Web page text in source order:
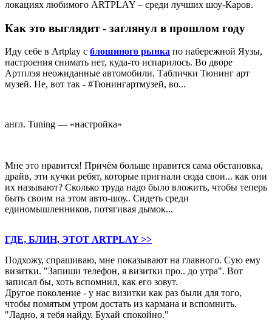
локациях любимого ARTPLAY – среди лучших шоу-Каров.
Как это выглядит - заглянул в прошлом году
Иду себе в Artplay с блошиного рынка по набережной Яузы,
настроения снимать нет, куда-то испарилось. Во дворе
Артплэя неожиданные автомобили. Таблички Тюнинг арт
музей. Не, вот так - #Тюнингартмузей, во...
англ. Tuning — «настройка»
Мне это нравится! Причём больше нравится сама обстановка,
драйв, эти кучки ребят, которые пригнали сюда свои... как они
их называют? Сколько труда надо было вложить, чтобы теперь
быть своим на этом авто-шоу.. Сидеть среди
единомышленников, потягивая дымок...
ГДЕ, БЛИН, ЭТОТ ARTPLAY >>
Подхожу, спрашиваю, мне показывают на главного. Сую ему
визитки. "Запиши телефон, я визитки про.. до утра". Вот
записал бы, хоть вспомнил, как его зовут.
Другое поколение - у нас визитки как раз были для того,
чтобы помятым утром достать из кармана и вспомнить.
"Ладно, я тебя найду. Бухай спокойно."